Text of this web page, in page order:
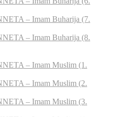
– Imam Buharija (7.
– Imam Buharija (8.
– Imam Muslim (1.
– Imam Muslim (2.
– Imam Muslim (3.